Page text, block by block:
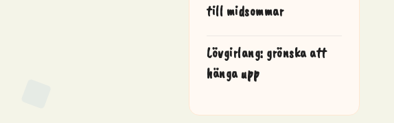
till midsommar
Lövgirlang: grönska att
hänga upp